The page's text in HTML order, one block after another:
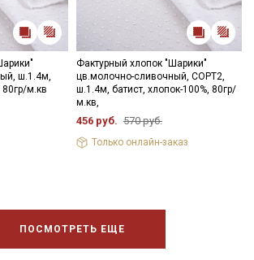
ш.1.4м,
80гр/м.кв
Фактурный хлопок "Шарики"
цв.молочно-сливочный, СОРТ2,
ш.1.4м, батист, хлопок-100%, 80гр/
м.кв,
456 руб. 570 руб.
Только онлайн-заказ
ПОСМОТРЕТЬ ЕЩЕ